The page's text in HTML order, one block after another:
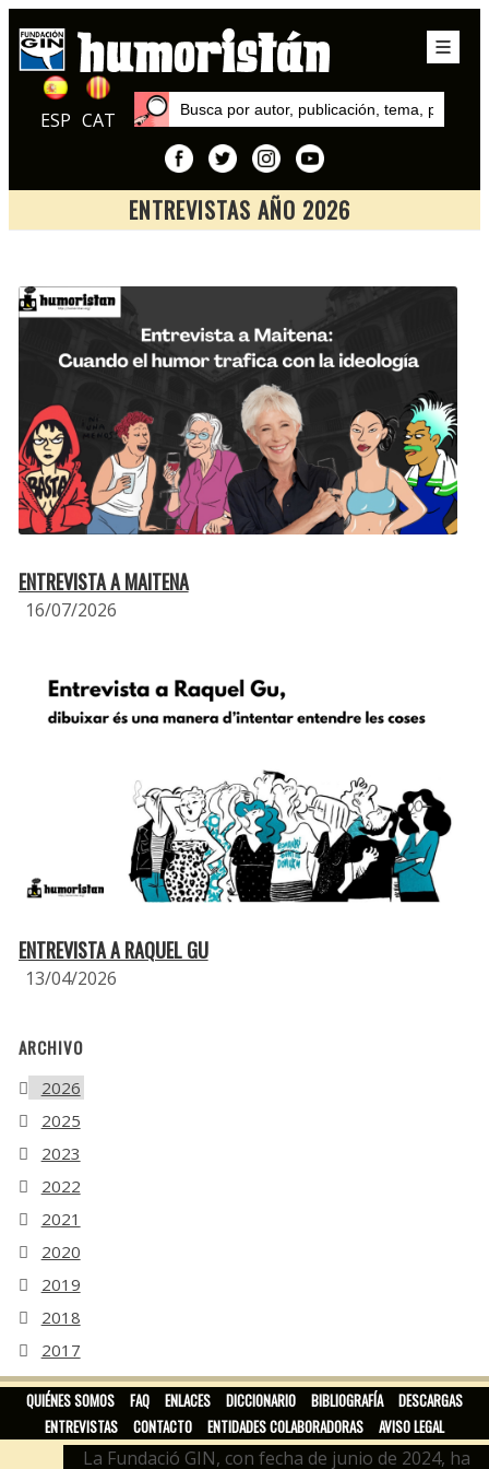
ESP CAT
ENTREVISTAS AÑO 2026
ENTREVISTA A MAITENA
16/07/2026
ENTREVISTA A RAQUEL GU
13/04/2026
ARCHIVO
2026
2025
2023
2022
2021
2020
2019
2018
2017
2016
QUIÉNES SOMOS FAQ ENLACES DICCIONARIO BIBLIOGRAFÍA
DESCARGAS
ENTREVISTAS
CONTACTO ENTIDADES COLABORADORAS AVISO LEGAL
La Fundació GIN, con fecha de junio de 2024, ha